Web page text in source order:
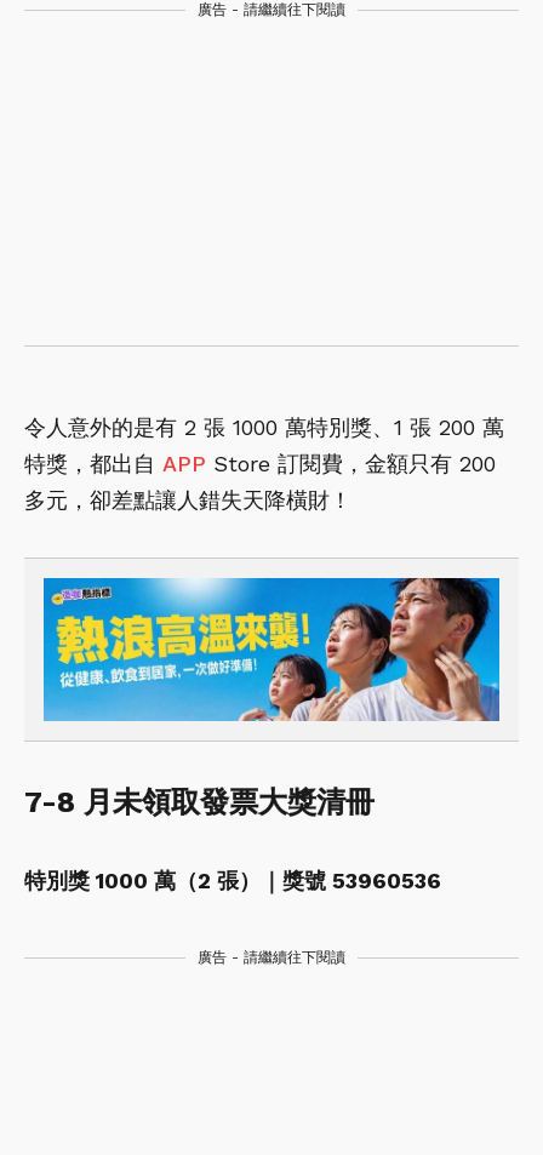
廣告 - 請繼續往下閱讀
令人意外的是有 2 張 1000 萬特別獎、1 張 200 萬
特獎，都出自 APP Store 訂閱費，金額只有 200
多元，卻差點讓人錯失天降橫財！
7-8 月未領取發票大獎清冊
特別獎 1000 萬（2 張）｜獎號 53960536
廣告 - 請繼續往下閱讀